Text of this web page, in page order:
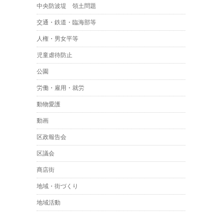
中央防波堤 領土問題
交通・鉄道・臨海部等
人権・男女平等
児童虐待防止
公園
労働・雇用・就労
動物愛護
動画
区政報告会
区議会
商店街
地域・街づくり
地域活動